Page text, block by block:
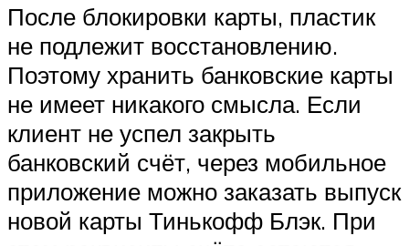
После блокировки карты, пластик
не подлежит восстановлению.
Поэтому хранить банковские карты
не имеет никакого смысла. Если
клиент не успел закрыть
банковский счёт, через мобильное
приложение можно заказать выпуск
новой карты Тинькофф Блэк. При